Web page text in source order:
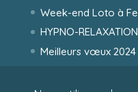
Week-end Loto à
HYPNO-RELAXATION
Meilleurs vœux 2024